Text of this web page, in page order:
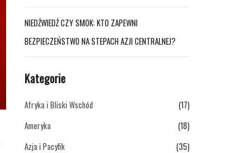
NIEDŹWIEDŹ CZY SMOK: KTO ZAPEWNI
BEZPIECZEŃSTWO NA STEPACH AZJI CENTRALNEJ?
Kategorie
Afryka i Bliski Wschód
(17)
Ameryka
(18)
Azja i Pacyfik
(35)